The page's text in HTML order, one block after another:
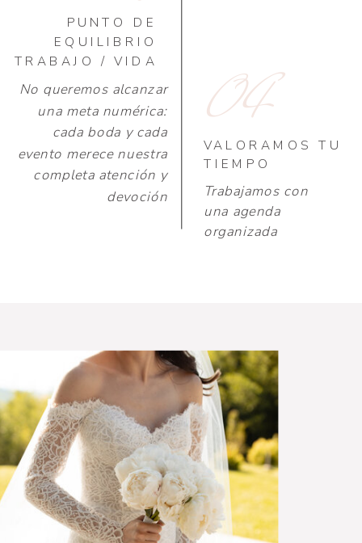
PUNTO DE
EQUILIBRIO
TRABAJO / VIDA
No queremos alcanzar
una meta numérica:
cada boda y cada
evento merece nuestra
completa atención y
devoción
04
VALORAMOS TU
TIEMPO
Trabajamos con
una agenda
organizada